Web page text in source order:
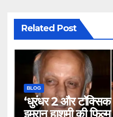
Related Post
BLOG
‘धुरंधर 2 और टॉक्सिक
इमरान हाशमी की